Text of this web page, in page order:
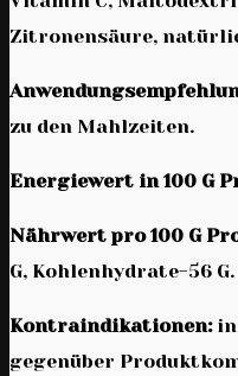
Zitronensäure,
zu den Mahlzeiten.
Energiewert in 100 G
Nährwert pro 100 G
G, Kohlenhydrate-56 G.
Kontraindikationen:
gegenüber